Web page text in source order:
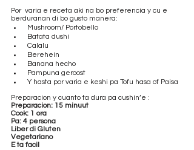
Por  varia e receta aki na bo preferencia y cu e
berduranan di bo gusto manera:
Mushroom/ Portobello
Batata dushi
Calalu
Berehein
Banana hecho
Pampuna geroost
Y hasta por varia e keshi pa Tofu hasa of Paisa
Preparacion y cuanto ta dura pa cushin’e :
Preparacion: 15 minuut
Cook: 1 ora
Pa: 4 persona
Liber di Gluten
Vegetariano
E ta facil